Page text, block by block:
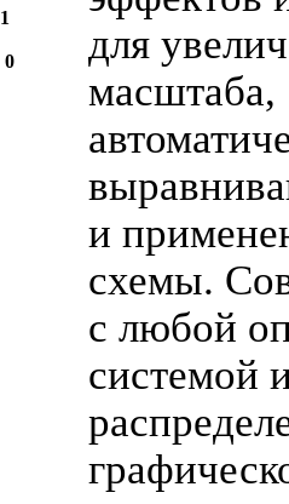
1
0
для
масштаба,
и
схемы.
с любой
системой